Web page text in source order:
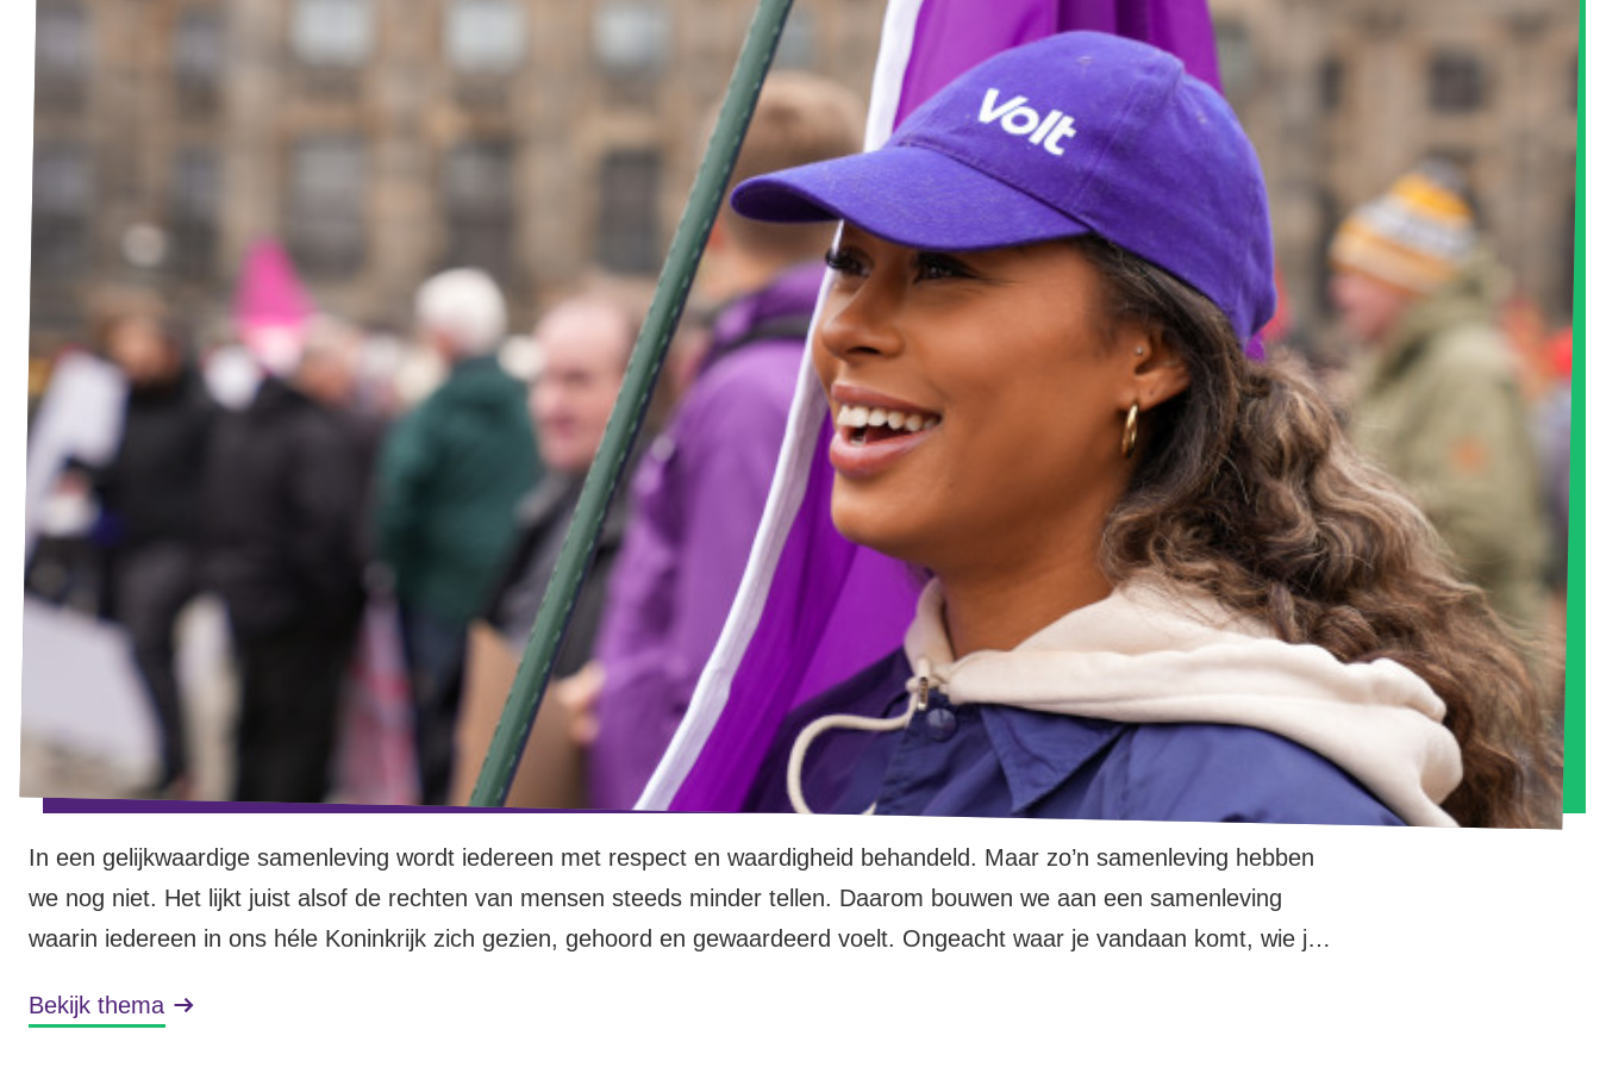
In een gelijkwaardige samenleving wordt iedereen met respect en waardigheid behandeld. Maar zo’n samenleving hebben
we nog niet. Het lijkt juist alsof de rechten van mensen steeds minder tellen. Daarom bouwen we aan een samenleving
waarin iedereen in ons héle Koninkrijk zich gezien, gehoord en gewaardeerd voelt. Ongeacht waar je vandaan komt, wie je
bescherming en gelijke kansen. Iedereen heeft recht op een veilige en waardige plek in onze samenleving.
Bekijk thema